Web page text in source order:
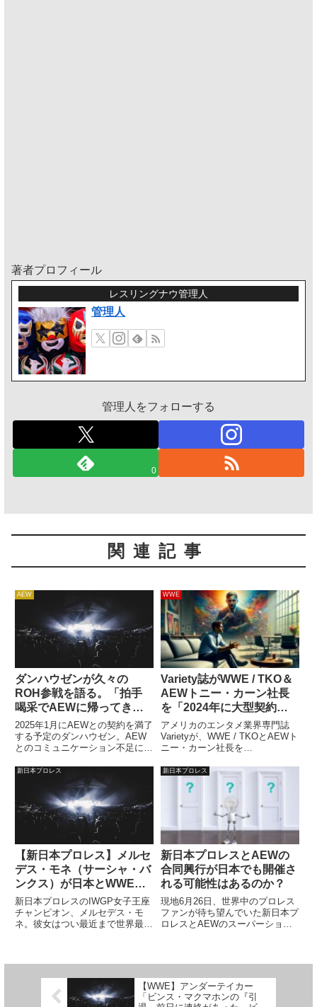
著者プロフィール
レスリングナウ管理人
管理人
管理人をフォローする
0
関連記事
AEW
ダンハウゼンが久々の
ROH参戦を語る。「拍手
喝采でAEWに帰ってきた
ぞ」
2025年1月にAEWとの契約を満了
する予定のダンハウゼン。AEW
とのコミュニケーション不足によ
いる…と報じられた中で、彼は
ROH・Final Battleで久々にROH
へ登場。今後の活動に野心を燃や
していま...
WWE
Variety誌がWWE / TKO＆
AEWトニー・カーン社長
を「2024年に大型契約を
成立させた人物」リストに
選出。AEWの市場価値は
業界3位
アメリカのエンタメ業界専門誌
Varietyが、WWE / TKOとAEWト
ニー・カーン社長を
選出しました。2024年に大型契
約を成立させた組織や人物を紹介
するこのリストは、「クライアン
トのために尽...
新日本プロレス
【新日本プロレス】メルセ
デス・モネ（サーシャ・バ
ンクス）が日本とWWEで
試合をすることの違いを語
る。「ぜんぜん違うけど、
言葉はいらない」
新日本プロレスのIWGP女子王座
チャンピオン、メルセデス・モ
ネ。彼女はつい最近まで世界最大
Disney+の人気ドラマ「マンダ...
新日本プロレス
新日本プロレスとAEWの
合同興行が日本でも開催さ
れる可能性はあるのか？
現地6月26日、世界中のプロレス
ファンが待ち望んでいた新日本プ
ロレスとAEWのスーパーショー
ールと石井...
【WWE】アンダーテイカー
「ビンス・マクマホンの『引